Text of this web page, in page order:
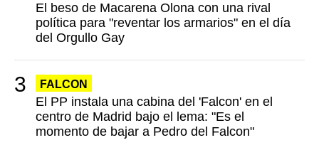
El beso de Macarena Olona con una rival
política para "reventar los armarios" en el día
del Orgullo Gay
FALCON
El PP instala una cabina del 'Falcon' en el
centro de Madrid bajo el lema: "Es el
momento de bajar a Pedro del Falcon"